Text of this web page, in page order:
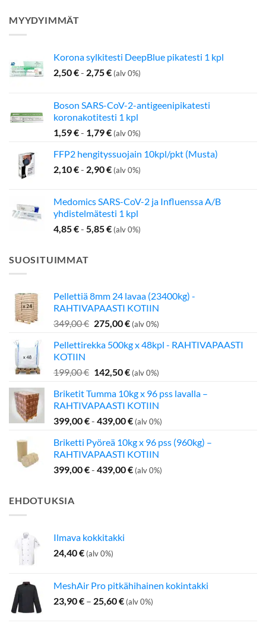
MYYDYIMMÄT
Korona sylkitesti DeepBlue pikatesti 1 kpl
2,50€- 2,75€ (alv 0%)
Boson SARS-CoV-2-antigeenipikatesti
koronakotitesti 1 kpl
1,59€- 1,79€ (alv 0%)
FFP2 hengityssuojain 10kpl/pkt (Musta)
2,10€- 2,90€ (alv 0%)
Medomics SARS-CoV-2 ja Influenssa A/B
yhdistelmätesti 1 kpl
4,85€- 5,85€ (alv 0%)
SUOSITUIMMAT
Pellettiä 8mm 24 lavaa (23400kg) -
RAHTIVAPAASTI KOTIIN
349,00€ Alkuperäinen
oli:
275,00€Nykyinen
on:
(alv 0%)
Pellettirekka 500kg x 48kpl - RAHTIVAPAASTI
KOTIIN
199,00€ Alkuperäinen
oli:
199,00 €.
142,50€Nykyinen
on:
142,50 €.
(alv 0%)
Briketit Tumma 10kg x 96 pss lavalla –
RAHTIVAPAASTI KOTIIN
399,00€- 439,00€ (alv 0%)
Briketti Pyöreä 10kg x 96 pss (960kg) –
RAHTIVAPAASTI KOTIIN
399,00€- 439,00€ (alv 0%)
EHDOTUKSIA
Ilmava kokkitakki
24,40€ (alv 0%)
MeshAir Pro pitkähihainen kokintakki
23,90€ – 25,60€Hintaluokka:
(alv 0%)